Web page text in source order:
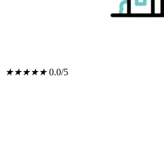
★★★★★ 0.0/5